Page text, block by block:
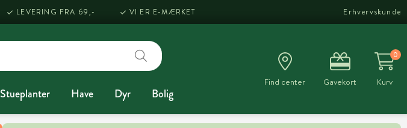
LEVERING FRA 69,- VI ER E-MÆRKET Erhvervskunde
Stueplanter Have Dyr Bolig
Find center Gavekort
0
Kurv